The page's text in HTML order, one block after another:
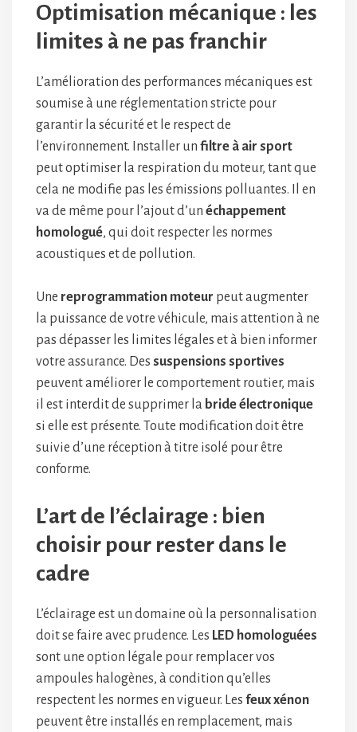
Optimisation mécanique : les
limites à ne pas franchir
L’amélioration des performances mécaniques est
soumise à une réglementation stricte pour
garantir la sécurité et le respect de
l’environnement. Installer un filtre à air sport
peut optimiser la respiration du moteur, tant que
cela ne modifie pas les émissions polluantes. Il en
va de même pour l’ajout d’un échappement
homologué, qui doit respecter les normes
acoustiques et de pollution.
Une reprogrammation moteur peut augmenter
la puissance de votre véhicule, mais attention à ne
pas dépasser les limites légales et à bien informer
votre assurance. Des suspensions sportives
peuvent améliorer le comportement routier, mais
il est interdit de supprimer la bride électronique
si elle est présente. Toute modification doit être
suivie d’une réception à titre isolé pour être
conforme.
L’art de l’éclairage : bien
choisir pour rester dans le
cadre
L’éclairage est un domaine où la personnalisation
doit se faire avec prudence. Les LED homologuées
sont une option légale pour remplacer vos
ampoules halogènes, à condition qu’elles
respectent les normes en vigueur. Les feux xénon
peuvent être installés en remplacement, mais